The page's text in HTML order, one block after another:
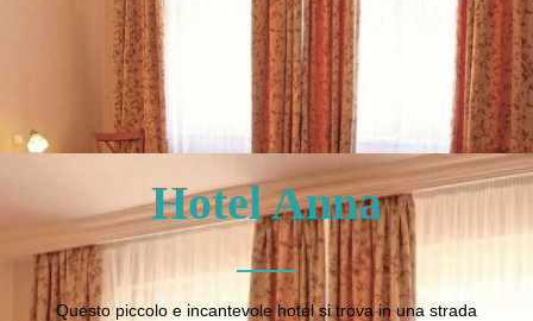
Hotel Anna
Questo piccolo e incantevole hotel si trova in una strada